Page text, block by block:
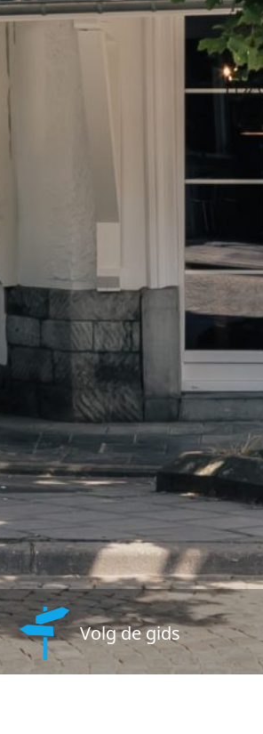
Volg de gids